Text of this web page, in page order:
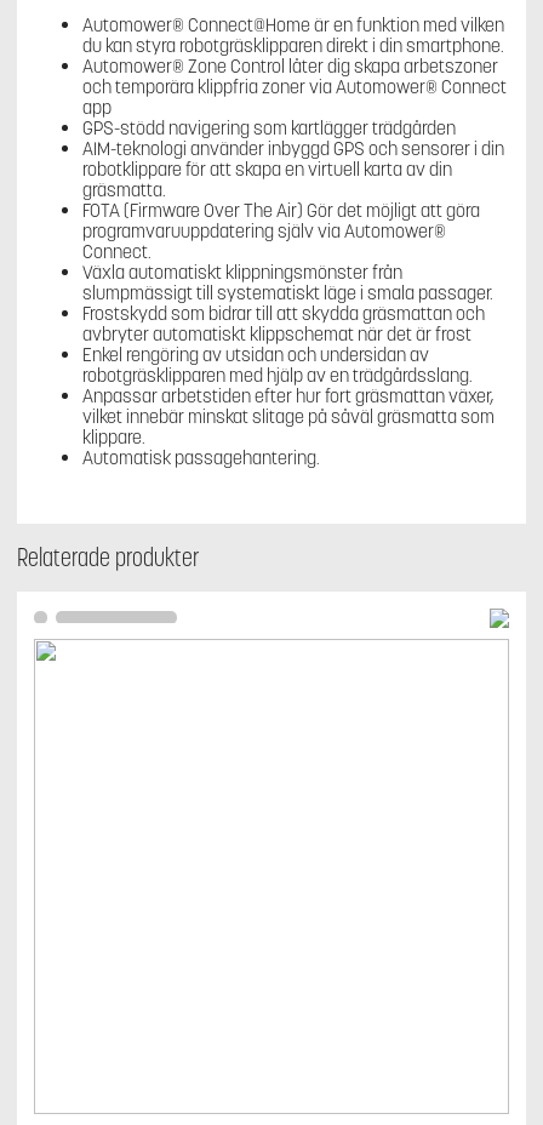
Automower® Connect@Home är en funktion med vilken
du kan styra robotgräsklipparen direkt i din smartphone.
Automower® Zone Control låter dig skapa arbetszoner
och temporära klippfria zoner via Automower® Connect
app
GPS-stödd navigering som kartlägger trädgården
AIM-teknologi använder inbyggd GPS och sensorer i din
robotklippare för att skapa en virtuell karta av din
gräsmatta.
FOTA (Firmware Over The Air) Gör det möjligt att göra
programvaruuppdatering själv via Automower®
Connect.
Växla automatiskt klippningsmönster från
slumpmässigt till systematiskt läge i smala passager.
Frostskydd som bidrar till att skydda gräsmattan och
avbryter automatiskt klippschemat när det är frost
Enkel rengöring av utsidan och undersidan av
robotgräsklipparen med hjälp av en trädgårdsslang.
Anpassar arbetstiden efter hur fort gräsmattan växer,
vilket innebär minskat slitage på såväl gräsmatta som
klippare.
Automatisk passagehantering.
Relaterade produkter